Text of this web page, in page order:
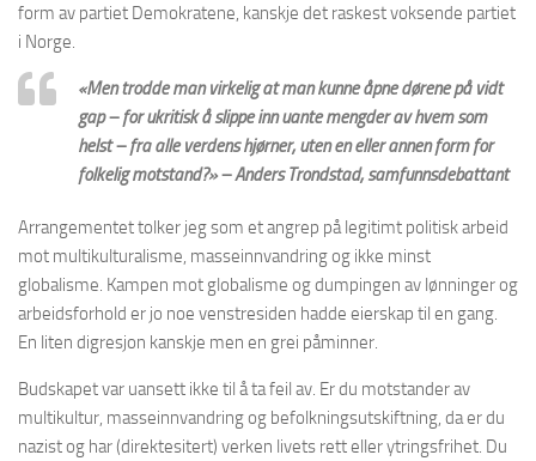
form av partiet Demokratene, kanskje det raskest voksende partiet
i Norge.
«Men trodde man virkelig at man kunne åpne dørene på vidt
gap – for ukritisk å slippe inn uante mengder av hvem som
helst – fra alle verdens hjørner, uten en eller annen form for
folkelig motstand?» –Anders Trondstad, samfunnsdebattant
Arrangementet tolker jeg som et angrep på legitimt politisk arbeid
mot multikulturalisme, masseinnvandring og ikke minst
globalisme. Kampen mot globalisme og dumpingen av lønninger og
arbeidsforhold er jo noe venstresiden hadde eierskap til en gang.
En liten digresjon kanskje men en grei påminner.
Budskapet var uansett ikke til å ta feil av. Er du motstander av
multikultur, masseinnvandring og befolkningsutskiftning, da er du
nazist og har (direktesitert) verken livets rett eller ytringsfrihet. Du